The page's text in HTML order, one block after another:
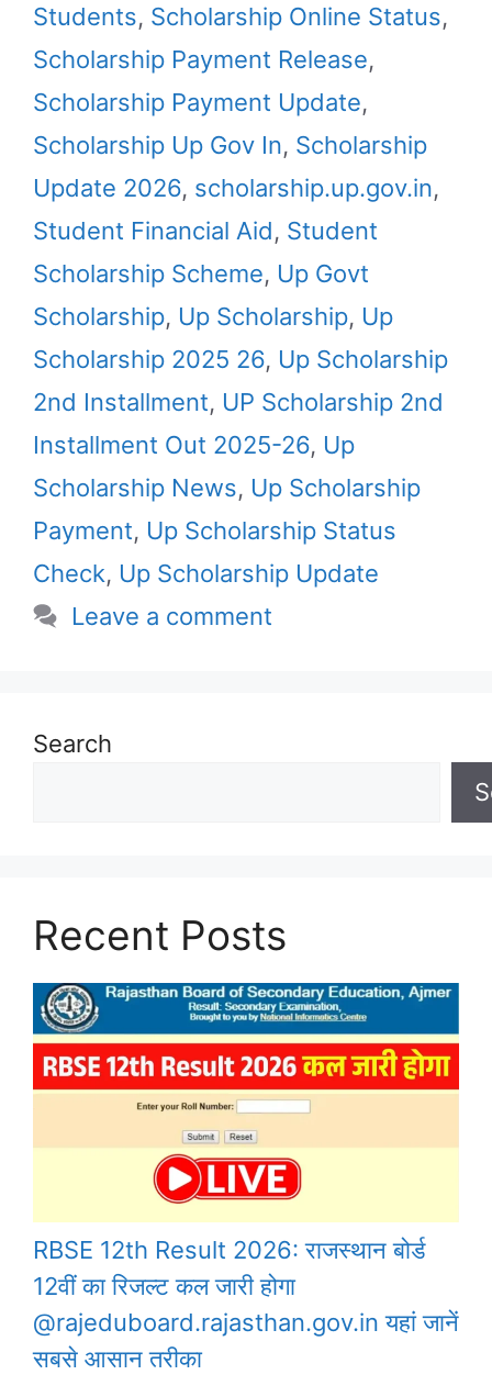
Students, Scholarship Online Status,
Scholarship Payment Release,
Scholarship Payment Update,
Scholarship Up Gov In, Scholarship
Update 2026, scholarship.up.gov.in,
Student Financial Aid, Student
Scholarship Scheme, Up Govt
Scholarship, Up Scholarship, Up
Scholarship 2025 26, Up Scholarship
2nd Installment, UP Scholarship 2nd
Installment Out 2025-26, Up
Scholarship News, Up Scholarship
Payment, Up Scholarship Status
Check, Up Scholarship Update
Leave a comment
Search
Recent Posts
RBSE 12th Result 2026: राजस्थान बोर्ड
12वीं का रिजल्ट कल जारी होगा
@rajeduboard.rajasthan.gov.in यहां जानें
सबसे आसान तरीका